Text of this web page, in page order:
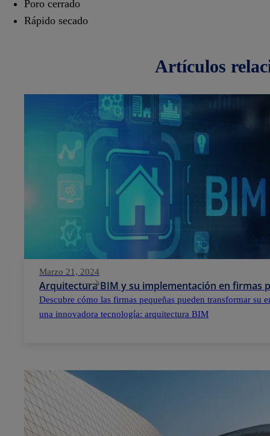
Poro cerrado
Rápido secado
artículos
Marzo 21, 2024
Arquitectura BIM y su implementación en firmas
Descubre cómo las firmas pequeñas pueden transformar su
una innovadora tecnología: arquitectura BIM